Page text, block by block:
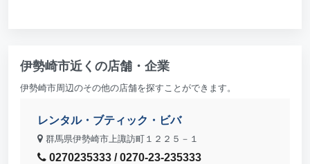
伊勢崎市近くの店舗・企業
伊勢崎市周辺のその他の店舗を探すことができます。
レンタル・ブティック・ビバ
群馬県伊勢崎市上諏訪町１２２５－１
0270235333 / 0270-23-235333